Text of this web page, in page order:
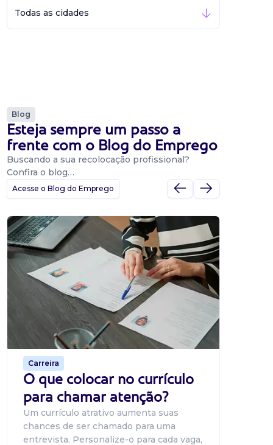
Todas as cidades
Blog
Esteja sempre um passo a
frente com o Blog do Emprego
Buscando a sua recolocação profissional?
Confira o blog…
Acesse o Blog do Emprego
Carreira
O que colocar no currículo
para chamar atenção?
Um currículo atrativo aumenta suas
chances de ser chamado para uma
entrevista. Personalize-o para cada vaga,